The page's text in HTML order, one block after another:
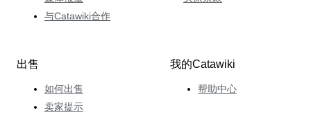
与Catawiki合作
出售
如何出售
卖家提示
我的Catawiki
帮助中心